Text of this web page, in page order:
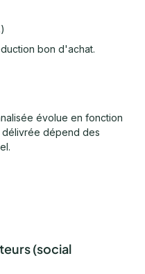
bon d'achat.
évolue en fonction
dépend des
(social